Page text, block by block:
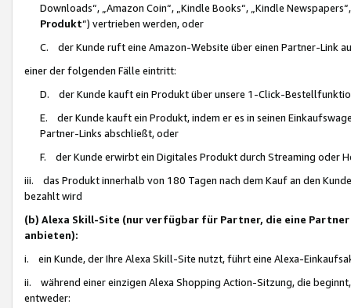
Downloads“, „Amazon Coin“, „Kindle Books“, „Kindle
Produkt“) vertrieben werden, oder
C. der Kunde ruft eine Amazon-Website über einen Partner-Link
einer der folgenden Fälle eintritt:
D. der Kunde kauft ein Produkt über unsere 1-Click-
E. der Kunde kauft ein Produkt, indem er es in seinen
Partner-Links abschließt, oder
F. der Kunde erwirbt ein Digitales Produkt durch Streaming oder
iii. das Produkt innerhalb von 180 Tagen nach dem Kauf an den
bezahlt wird
(b) Alexa Skill-Site (nur verfügbar für Partner, die eine
anbieten):
i. ein Kunde, der Ihre Alexa Skill-Site nutzt, führt eine Alexa-
ii. während einer einzigen Alexa Shopping Action-Sitzung, die
entweder: